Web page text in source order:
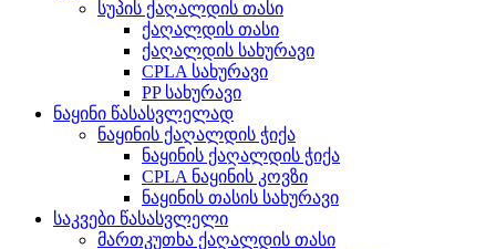
სუპის ქაღალდის თასი
ქაღალდის თასი
ქაღალდის სახურავი
CPLA სახურავი
PP სახურავი
ნაყინი წასასვლელად
ნაყინის ქაღალდის ჭიქა
ნაყინის ქაღალდის ჭიქა
CPLA ნაყინის კოვზი
ნაყინის თასის სახურავი
საკვები წასასვლელი
მართკუთხა ქაღალდის თასი